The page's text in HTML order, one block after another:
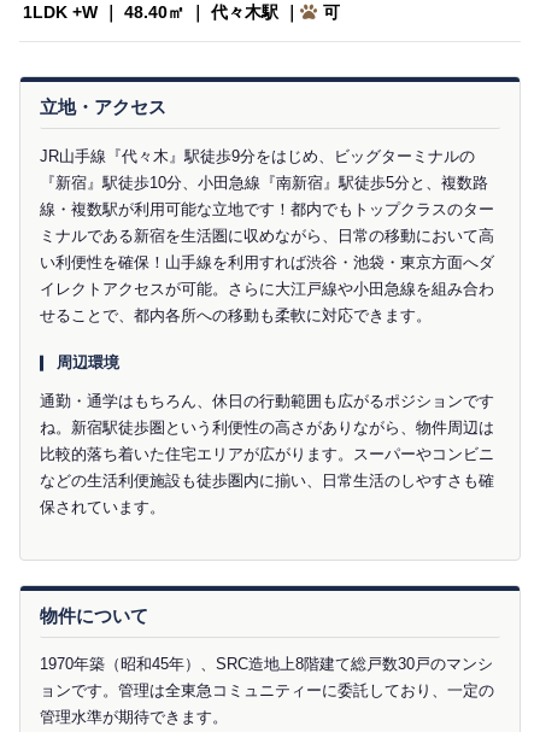
1LDK +W ｜ 48.40㎡ ｜ 代々木駅 ｜
可
立地・アクセス
JR山手線『代々木』駅徒歩9分をはじめ、ビッグターミナルの
『新宿』駅徒歩10分、小田急線『南新宿』駅徒歩5分と、複数路
線・複数駅が利用可能な立地です！都内でもトップクラスのター
ミナルである新宿を生活圏に収めながら、日常の移動において高
い利便性を確保！山手線を利用すれば渋谷・池袋・東京方面へダ
イレクトアクセスが可能。さらに大江戸線や小田急線を組み合わ
せることで、都内各所への移動も柔軟に対応できます。
周辺環境
通勤・通学はもちろん、休日の行動範囲も広がるポジションです
ね。新宿駅徒歩圏という利便性の高さがありながら、物件周辺は
比較的落ち着いた住宅エリアが広がります。スーパーやコンビニ
などの生活利便施設も徒歩圏内に揃い、日常生活のしやすさも確
保されています。
物件について
1970年築（昭和45年）、SRC造地上8階建て総戸数30戸のマンシ
ョンです。管理は全東急コミュニティーに委託しており、一定の
管理水準が期待できます。